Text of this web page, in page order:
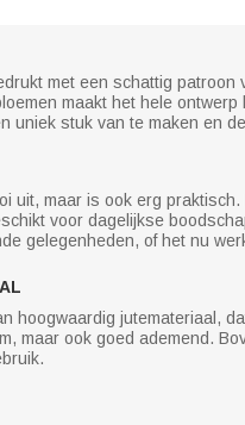
met een schattig
maakt het hele
uniek stuk van te maken en
uit, maar is ook erg
voor dagelijkse
gelegenheden, of het nu
hoogwaardig jutemateriaal,
maar ook goed ademend.